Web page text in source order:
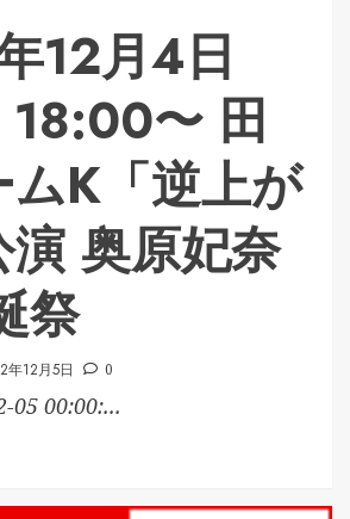
12月4日
18:00〜 田
ムK「逆上が
演 奥原妃奈
祭
年12月5日 0
05 00:00:...